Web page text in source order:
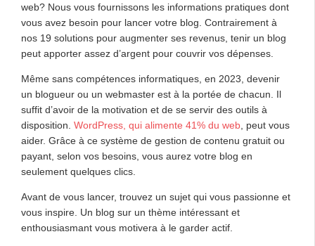
web? Nous vous fournissons les informations pratiques dont
vous avez besoin pour lancer votre blog. Contrairement à
nos 19 solutions pour augmenter ses revenus, tenir un blog
peut apporter assez d’argent pour couvrir vos dépenses.
Même sans compétences informatiques, en 2023, devenir
un blogueur ou un webmaster est à la portée de chacun. Il
suffit d’avoir de la motivation et de se servir des outils à
disposition. WordPress, qui alimente 41% du web , peut vous
aider. Grâce à ce système de gestion de contenu gratuit ou
payant, selon vos besoins, vous aurez votre blog en
seulement quelques clics.
Avant de vous lancer, trouvez un sujet qui vous passionne et
vous inspire. Un blog sur un thème intéressant et
enthousiasmant vous motivera à le garder actif.